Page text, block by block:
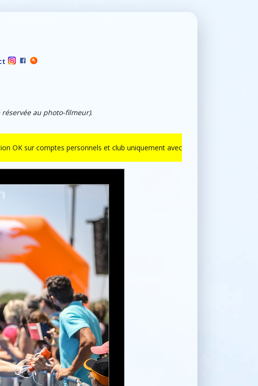
au photo-filmeur).
OK sur comptes personnels et club uniquement avec